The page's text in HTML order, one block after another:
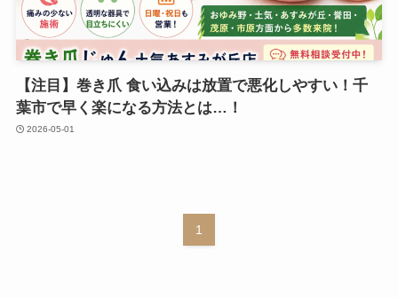
【注目】巻き爪 食い込みは放置で悪化しやすい！千
葉市で早く楽になる方法とは…！
2026-05-01
1